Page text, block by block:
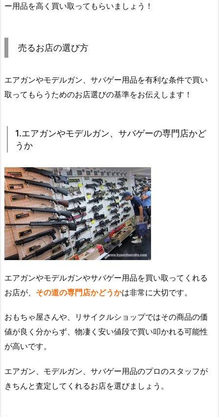
ー用品を高く買い取ってもらいましょう！
売るお店の選び方
エアガンやモデルガン、サバゲー用品を有利な条件で買い
取ってもらうためのお店選びの基準をお伝えします！
1.エアガンやモデルガン、サバゲーの専門店かど
うか
エアガンやモデルガンやサバゲー用品を買い取ってくれる
お店が、 その道の専門店かどうかは非常に大切です。
おもちゃ屋さんや、リサイクルショップではその商品の価
値が良く分からず、物凄く安い値段で買い叩かれる可能性
が高いです。
エアガン、モデルガン、サバゲー用品のプロのスタッフが
きちんと査定してくれるお店を選びましょう。